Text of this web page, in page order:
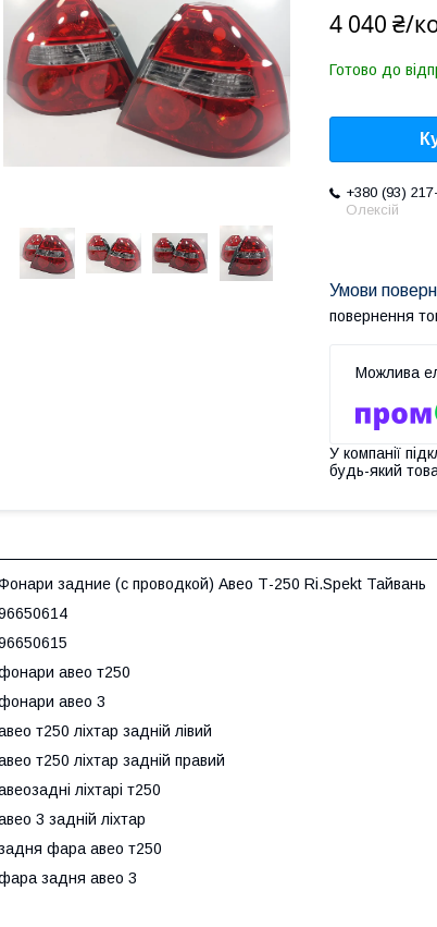
4 040 ₴/
Готово до
+380 (93)
Олексій
повернення
У компанії
будь-який
задние (с проводкой) Авео Т-250 Ri.Spekt Тайвань
авео т250
авео 3
т250 ліхтар задній лівий
т250 ліхтар задній правий
ліхтарі т250
3 задній ліхтар
фара авео т250
задня авео 3